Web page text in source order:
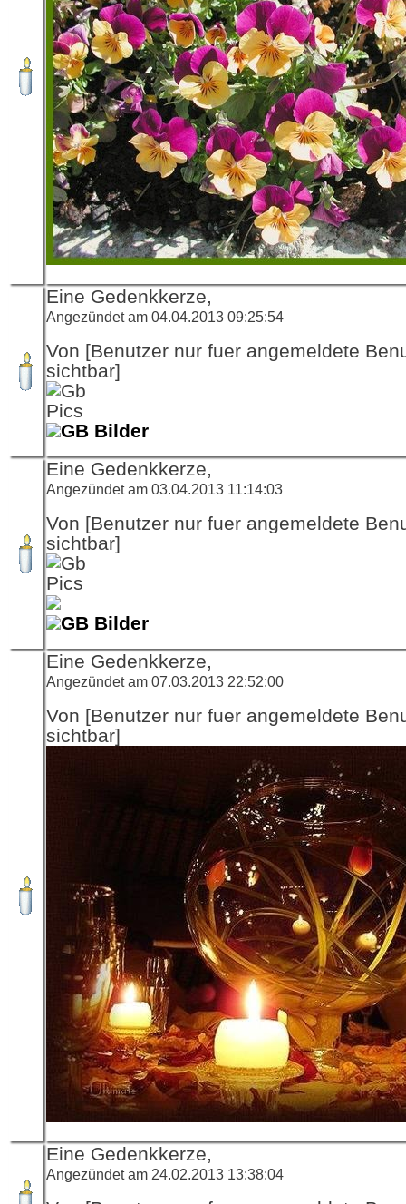
Eine Gedenkkerze,
Angezündet am 04.04.2013 09:25:54
Von [Benutzer nur fuer angemeldete
sichtbar]
GB Bilder
Eine Gedenkkerze,
Angezündet am 03.04.2013 11:14:03
Von [Benutzer nur fuer angemeldete
sichtbar]
GB Bilder
Eine Gedenkkerze,
Angezündet am 07.03.2013 22:52:00
Von [Benutzer nur fuer angemeldete
sichtbar]
Eine Gedenkkerze,
Angezündet am 24.02.2013 13:38:04